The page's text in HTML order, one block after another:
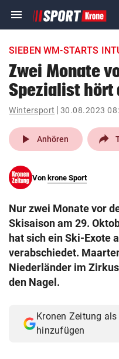
menu Navigation
ein-/ausklappen
account_circle Anmelden
pin_drop
Wien
search
eingeben
© Krone Multimedia GmbH
Muthgasse 2, 1190 Wien
SIEBEN WM-STARTS
Zwei Monate
Spezialist hört
Wintersport 30.08.2023
play_arrow Anhören
Von krone Sport
Nur zwei Monate vor
Skisaison am 29.
hat sich ein Ski-Exote
verabschiedet.
Niederländer im
den Nagel.
Kronen Zeitung
hinzufügen